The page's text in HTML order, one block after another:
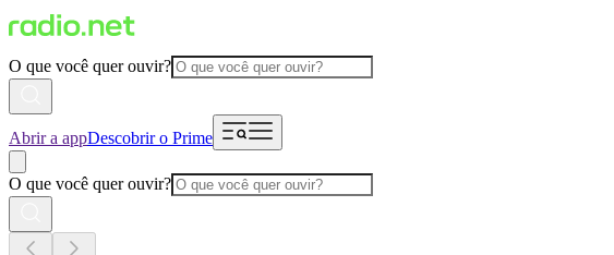
O que você quer ouvir?
Abrir a appDescobrir o Prime
O que você quer ouvir?